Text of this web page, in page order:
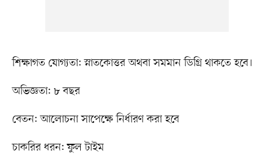
শিক্ষাগত যোগ্যতা: স্নাতকোত্তর অথবা সমমান ডিগ্রি থাকতে হবে।
অভিজ্ঞতা: ৮ বছর
বেতন: আলোচনা সাপেক্ষে নির্ধারণ করা হবে
চাকরির ধরন: ফুল টাইম